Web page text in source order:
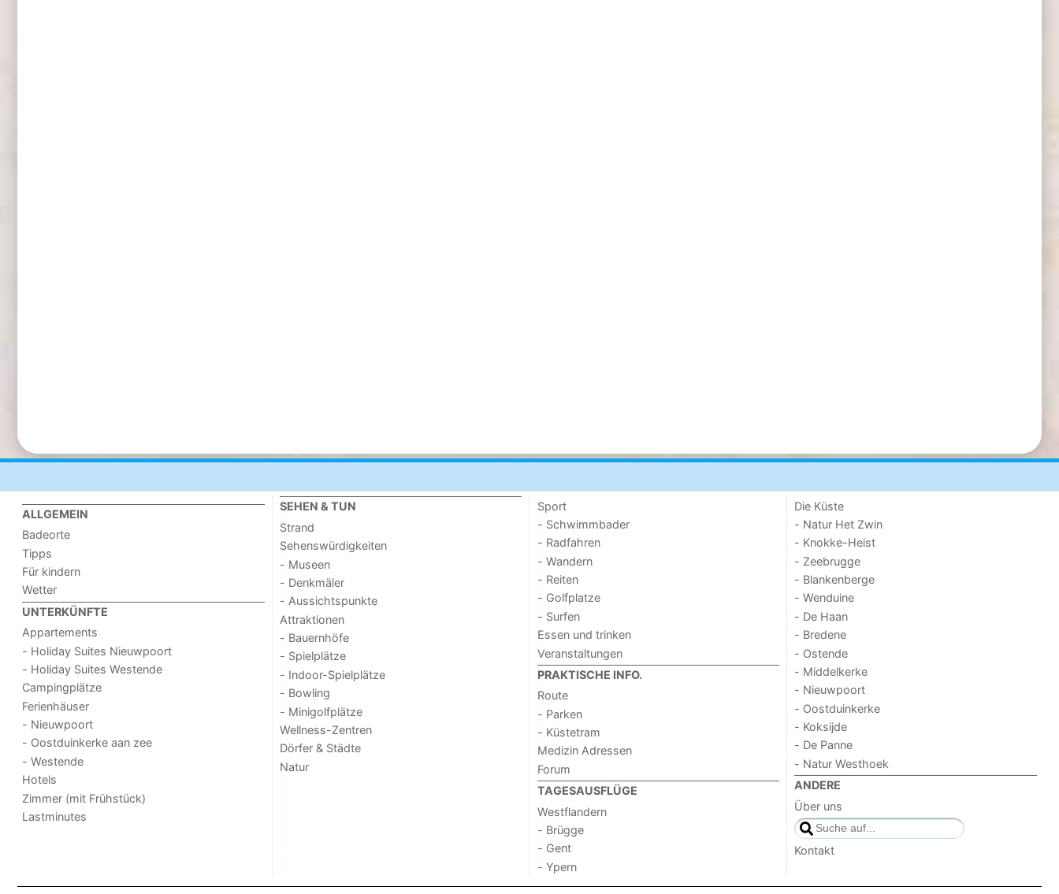
ALLGEMEIN
Badeorte
Tipps
Für kindern
Wetter
UNTERKÜNFTE
Appartements
- Holiday Suites Nieuwpoort
- Holiday Suites Westende
Campingplätze
Ferienhäuser
- Nieuwpoort
- Oostduinkerke aan zee
- Westende
Hotels
Zimmer (mit Frühstück)
Lastminutes
SEHEN & TUN
Strand
Sehenswürdigkeiten
- Museen
- Denkmäler
- Aussichtspunkte
Attraktionen
- Bauernhöfe
- Spielplätze
- Indoor-Spielplätze
- Bowling
- Minigolfplätze
Wellness-Zentren
Dörfer & Städte
Natur
Sport
- Schwimmbader
- Radfahren
- Wandern
- Reiten
- Golfplatze
- Surfen
Essen und trinken
Veranstaltungen
PRAKTISCHE INFO.
Route
- Parken
- Küstetram
Medizin Adressen
Forum
TAGESAUSFLÜGE
Westflandern
- Brügge
- Gent
- Ypern
Die Küste
- Natur Het Zwin
- Knokke-Heist
- Zeebrugge
- Blankenberge
- Wenduine
- De Haan
- Bredene
- Ostende
- Middelkerke
- Nieuwpoort
- Oostduinkerke
- Koksijde
- De Panne
- Natur Westhoek
ANDERE
Über uns
Kontakt